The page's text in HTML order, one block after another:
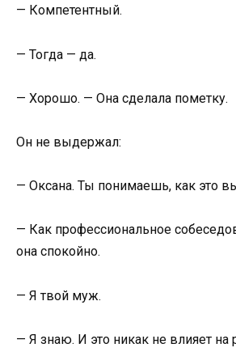
— Компетентный.
— Тогда — да.
— Хорошо. — Она сделала пометку.
Он не выдержал:
— Оксана. Ты понимаешь, как это
— Как профессиональное
она спокойно.
— Я твой муж.
— Я знаю. И это никак не влияет